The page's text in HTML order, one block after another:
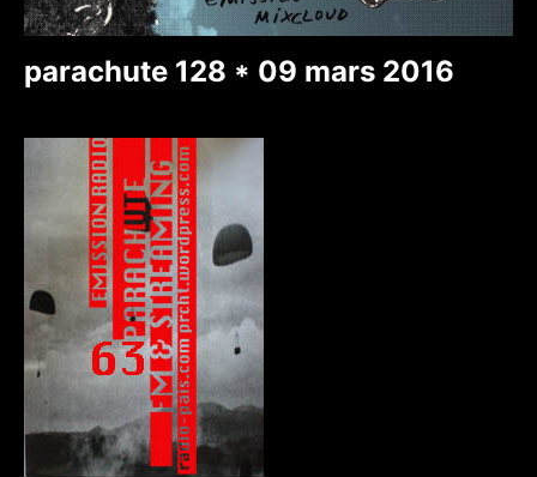
parachute 128 * 09 mars 2016